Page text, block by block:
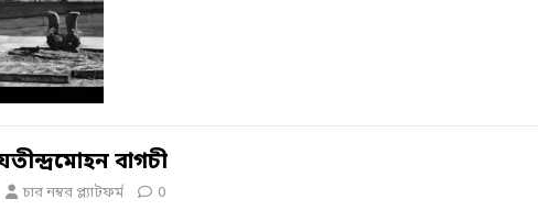
বাগচী
চার নম্বর প্ল্যাটফর্ম 0